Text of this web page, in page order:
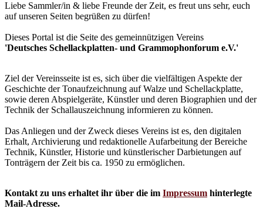
Liebe Sammler/in & liebe Freunde der Zeit, es freut uns sehr, euch
auf unseren Seiten begrüßen zu dürfen!
Dieses Portal ist die Seite des gemeinnützigen Vereins
'Deutsches Schellackplatten- und Grammophonforum e.V.'
Ziel der Vereinsseite ist es, sich über die vielfältigen Aspekte der
Geschichte der Tonaufzeichnung auf Walze und Schellackplatte,
sowie deren Abspielgeräte, Künstler und deren Biographien und der
Technik der Schallauszeichnung informieren zu können.
Das Anliegen und der Zweck dieses Vereins ist es, den digitalen
Erhalt, Archivierung und redaktionelle Aufarbeitung der Bereiche
Technik, Künstler, Historie und künstlerischer Darbietungen auf
Tonträgern der Zeit bis ca. 1950 zu ermöglichen.
Kontakt zu uns erhaltet ihr über die im Impressum hinterlegte
Mail-Adresse.